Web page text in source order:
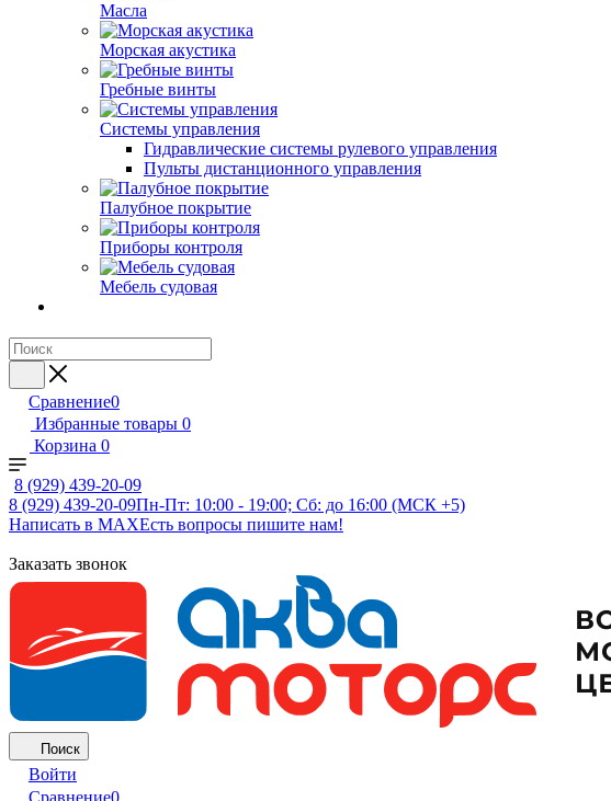
Масла
Морская акустика
Гребные винты
Системы управления
Гидравлические системы рулевого управления
Пульты дистанционного управления
Палубное покрытие
Приборы контроля
Мебель судовая
Сравнение0
Избранные товары 0
Корзина 0
8 (929) 439-20-09
8 (929) 439-20-09Пн-Пт: 10:00 - 19:00; Сб: до 16:00 (МСК +5)
Написать в MAXЕсть вопросы пишите нам!
Заказать звонок
Поиск
Войти
Сравнение0